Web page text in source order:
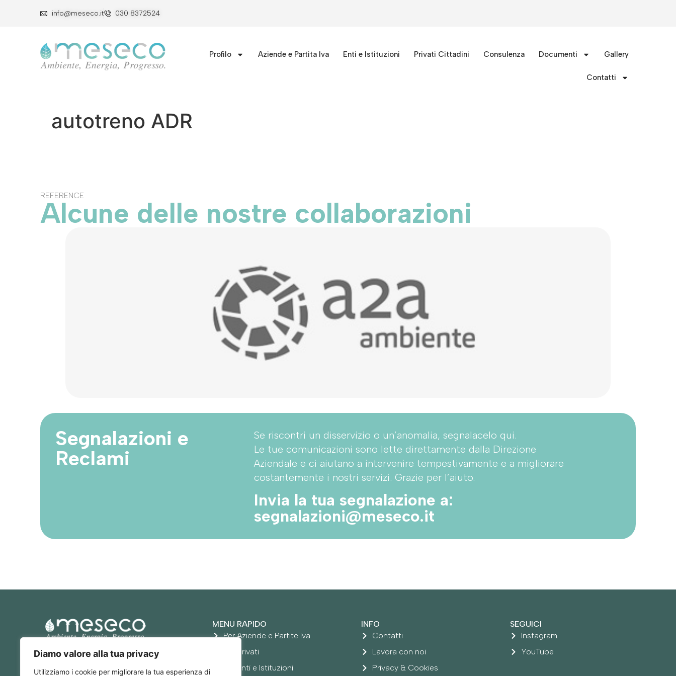
Diamo valore alla tua privacy
Utilizziamo i cookie per migliorare la tua esperienza di
info@meseco.it 030 8372524
Profilo Aziende e Partita Iva Enti e Istituzioni Privati Cittadini Consulenza Documenti Gallery
Contatti
autotreno ADR
REFERENCE
Alcune delle nostre collaborazioni
Segnalazioni e
Reclami
Se riscontri un disservizio o un’anomalia, segnalacelo qui.
Le tue comunicazioni sono lette direttamente dalla Direzione
Aziendale e ci aiutano a intervenire tempestivamente e a migliorare
costantemente i nostri servizi. Grazie per l’aiuto.
Invia la tua segnalazione a:
segnalazioni@meseco.it
P. IVA: 05777180968
RECAPITI
MENU RAPIDO
Per Aziende e Partite Iva
Per Privati
Per Enti e Istituzioni
INFO
Contatti
Lavora con noi
Privacy & Cookies
SEGUICI
Instagram
YouTube